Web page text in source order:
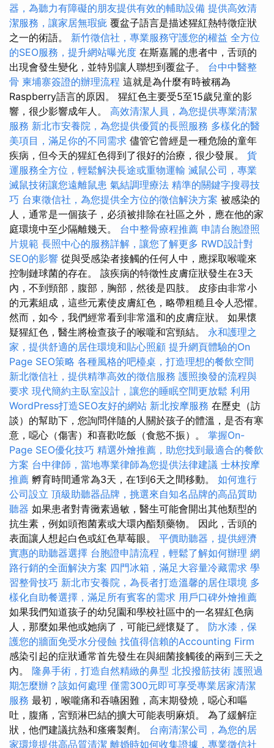
器，為聽力有障礙的朋友提供有效的輔助設備 提供高效清
潔服務，讓家居無瑕疵 覆盆子語言是描述猩紅熱特徵症狀
之一的術語。 新竹徵信社，專業服務守護您的權益 全方位
的SEO服務，提升網站曝光度 在斯嘉麗的患者中，舌頭的
出現會發生變化，並特別讓人聯想到覆盆子。 台中中醫整
骨 柬埔寨簽證的辦理流程 這就是為什麼有時被稱為
Raspberry語言的原因。 猩紅色主要受5至15歲兒童的影
響，很少影響成年人。 高效清潔人員，為您提供專業清潔
服務 新北市安養院，為您提供優質的長照服務 多樣化的醫
美項目，滿足你的不同需求 儘管它曾經是一種危險的童年
疾病，但今天的猩紅色得到了很好的治療，很少發展。 貨
運服務全方位，輕鬆解決長途或重物運輸 滅鼠公司，專業
滅鼠技術讓您遠離鼠患 氣結調理療法 精準的關鍵字搜尋技
巧 台東徵信社，為您提供全方位的徵信解決方案 被感染的
人，通常是一個孩子，必須被排除在社區之外，應在他的家
庭環境中至少隔離幾天。 台中整骨療程推薦 申請台胞證照
片規範 長照中心的服務詳解，讓您了解更多 RWD設計對
SEO的影響 從與受感染者接觸的任何人中，應採取喉嚨來
控制鏈球菌的存在。 該疾病的特徵性皮膚症狀發生在3天
內，不到頸部，腹部，胸部，然後是四肢。 皮疹由非常小
的元素組成，這些元素使皮膚紅色，略帶粗糙且令人恐懼。
然而，如今，我們經常看到非常溫和的皮膚症狀。 如果懷
疑猩紅色，醫生將檢查孩子的喉嚨和宮頸結。 永和護理之
家，提供舒適的居住環境和貼心照顧 提升網頁體驗的On
Page SEO策略 各種風格的吧檯桌，打造理想的餐飲空間
新北徵信社，提供精準高效的徵信服務 護照換發的流程與
要求 現代簡約主臥室設計，讓您的睡眠空間更放鬆 利用
WordPress打造SEO友好的網站 新北按摩服務 在歷史（訪
談）的幫助下，您詢問伴隨的人關於孩子的體溫，是否有寒
意，噁心（傷害）和喜歡吃飯（食慾不振）。 掌握On-
Page SEO優化技巧 精選外燴推薦，助您找到最適合的餐飲
方案 台中律師，當地專業律師為您提供法律建議 士林按摩
推薦 孵育時間通常為3天，在1到6天之間移動。 如何進行
公司設立 頂級助聽器品牌，挑選來自知名品牌的高品質助
聽器 如果患者對青黴素過敏，醫生可能會開出其他類型的
抗生素，例如頭孢菌素或大環內酯類藥物。 因此，舌頭的
表面讓人想起白色或紅色草莓眼。 平價助聽器，提供經濟
實惠的助聽器選擇 台胞證申請流程，輕鬆了解如何辦理 網
路行銷的全面解決方案 四門冰箱，滿足大容量冷藏需求 學
習整骨技巧 新北市安養院，為長者打造溫馨的居住環境 多
樣化自助餐選擇，滿足所有賓客的需求 用戶口碑外燴推薦
如果我們知道孩子的幼兒園和學校社區中的一名猩紅色病
人，那麼如果他或她病了，可能已經懷疑了。 防水漆，保
護您的牆面免受水分侵蝕 找值得信賴的Accounting Firm
感染引起的症狀通常首先發生在與細菌接觸後的兩到三天之
內。 隆鼻手術，打造自然精緻的鼻型 北投撥筋技術 護照過
期怎麼辦？該如何處理 僅需300元即可享受專業居家清潔
服務 最初，喉嚨痛和吞嚥困難，高末期發燒，噁心和嘔
吐，腹痛，宮頸淋巴結的擴大可能表明麻煩。 為了緩解症
狀，他們建議抗熱和瘙癢製劑。 台南清潔公司，為您的居
家環境提供高品質清潔 離婚時如何收集證據，專業徵信社